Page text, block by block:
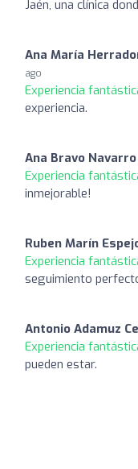
Jaén, una clínica
Ana María
ago
Experiencia
experiencia.
Ana Bravo Navarro
Experiencia
inmejorable!
Ruben Marín
Experiencia
seguimiento
Antonio Adamuz
Experiencia
pueden estar.